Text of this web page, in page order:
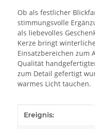
Ob als festlicher
stimmungsvolle
als liebevolles
Kerze bringt
Einsatzbereichen zum
Qualität
zum Detail gefertigt
warmes Licht tauchen.
Produkteigenschaft
Wert
Ereignis: